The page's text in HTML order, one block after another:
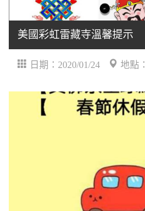
美國彩虹雷藏寺溫馨提示
日期：2020/01/24 地點：